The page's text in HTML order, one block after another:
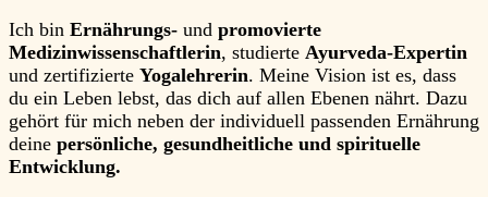
Ich bin Ernährungs- und promovierte
Medizinwissenschaftlerin, studierte Ayurveda-Expertin
und zertifizierte Yogalehrerin. Meine Vision ist es, dass
du ein Leben lebst, das dich auf allen Ebenen nährt. Dazu
gehört für mich neben der individuell passenden Ernährung
deine persönliche, gesundheitliche und spirituelle
Entwicklung.